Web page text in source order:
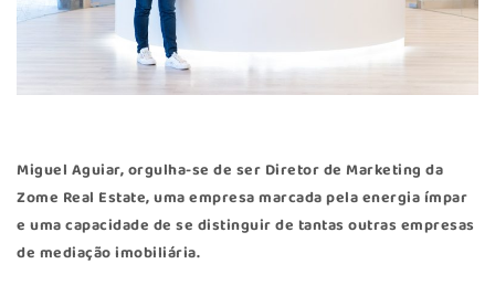
Miguel Aguiar, orgulha-se de ser Diretor de Marketing da
Zome Real Estate, uma empresa marcada pela energia ímpar
e uma capacidade de se distinguir de tantas outras empresas
de mediação imobiliária.